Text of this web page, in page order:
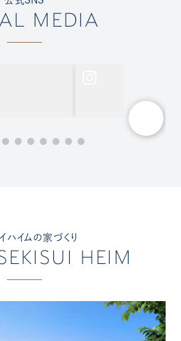
MEDIA
ハイムの家づくり
HEIM